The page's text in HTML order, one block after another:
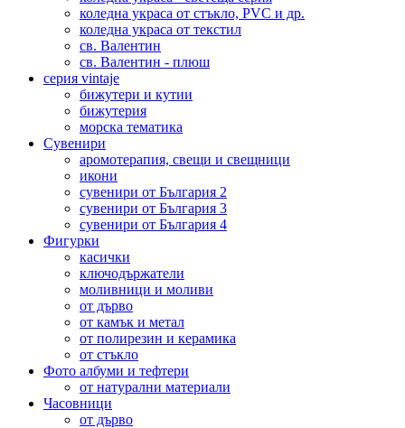
коледна украса от стъкло, PVC и др.
коледна украса от текстил
св. Валентин
св. Валентин - плюш
серия vintaje
бижутери и кутии
бижутерия
морска тематика
Сувенири
аромотерапия, свещи и свещници
икони
сувенири от България 2
сувенири от България 3
сувенири от България 4
Фигурки
касички
ключодържатели
моливници и моливи
от дърво
от камък и метал
от полирезин и керамика
от стъкло
Фото албуми и тефтери
от натурални материали
Часовници
от дърво